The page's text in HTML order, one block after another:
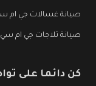
صيانة غسالات جي ام
صيانة ثلاجات جي ام سي
كن دائما على